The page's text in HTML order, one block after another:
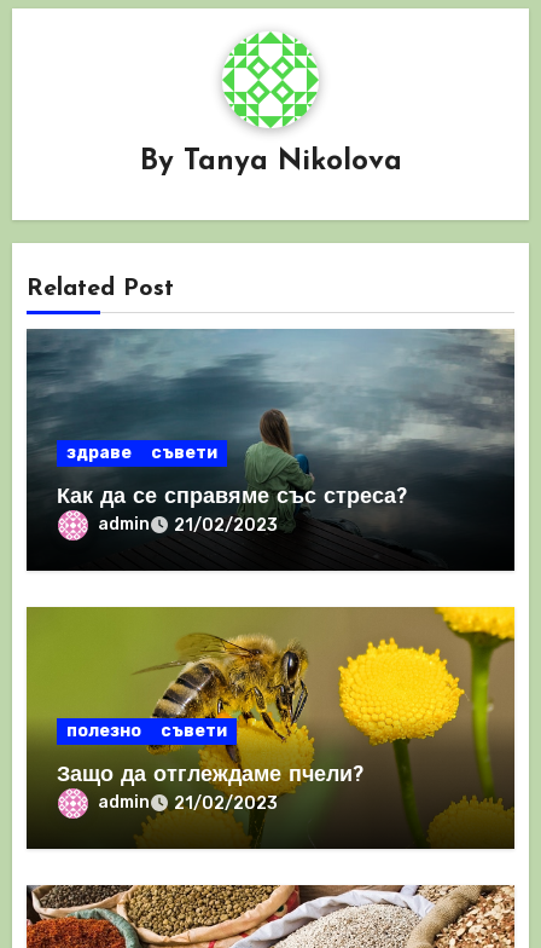
By Tanya Nikolova
Related Post
здраве съвети
Как да се справяме със стреса?
admin 21/02/2023
полезно съвети
Защо да отглеждаме пчели?
admin 21/02/2023